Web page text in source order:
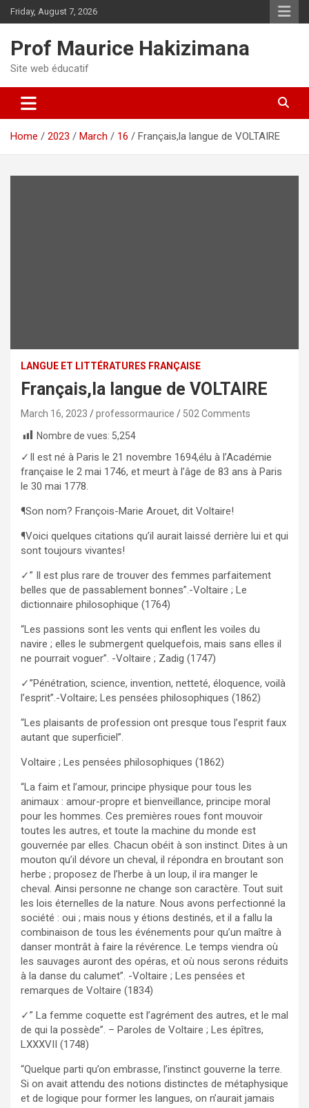
Skip
to
Friday, August 7, 2026
Prof Maurice Hakizimana
Site web éducatif
Home 2023 March 16 Français,la langue de VOLTAIRE
LANGUE ET LITTÉRATURES FRANÇAISE
Français,la langue de VOLTAIRE
March 16, 2023 professormaurice
502 Comments
Nombre de vues: 5,254
✓Il est né à Paris le 21 novembre 1694,élu à l’Académie
française le 2 mai 1746, et meurt à l’âge de 83 ans à Paris
le 30 mai 1778.
¶Son nom? François-Marie Arouet, dit Voltaire!
¶Voici quelques citations qu’il aurait laissé derrière lui et qui
sont toujours vivantes!
✓” Il est plus rare de trouver des femmes parfaitement
belles que de passablement bonnes”.-Voltaire ; Le
dictionnaire philosophique (1764)
“Les passions sont les vents qui enflent les voiles du
navire ; elles le submergent quelquefois, mais sans elles il
ne pourrait voguer”. -Voltaire ; Zadig (1747)
✓”Pénétration, science, invention, netteté, éloquence, voilà
l’esprit”.-Voltaire; Les pensées philosophiques (1862)
“Les plaisants de profession ont presque tous l’esprit faux
autant que superficiel”.
Voltaire ; Les pensées philosophiques (1862)
“La faim et l’amour, principe physique pour tous les
animaux : amour-propre et bienveillance, principe moral
pour les hommes. Ces premières roues font mouvoir
toutes les autres, et toute la machine du monde est
gouvernée par elles. Chacun obéit à son instinct. Dites à un
mouton qu’il dévore un cheval, il répondra en broutant son
herbe ; proposez de l’herbe à un loup, il ira manger le
cheval. Ainsi personne ne change son caractère. Tout suit
les lois éternelles de la nature. Nous avons perfectionné la
société : oui ; mais nous y étions destinés, et il a fallu la
combinaison de tous les événements pour qu’un maître à
danser montrât à faire la révérence. Le temps viendra où
les sauvages auront des opéras, et où nous serons réduits
à la danse du calumet”. -Voltaire ; Les pensées et
remarques de Voltaire (1834)
✓” La femme coquette est l’agrément des autres, et le mal
de qui la possède”. – Paroles de Voltaire ; Les épîtres,
LXXXVII (1748)
“Quelque parti qu’on embrasse, l’instinct gouverne la terre.
Si on avait attendu des notions distinctes de métaphysique
et de logique pour former les langues, on n’aurait jamais